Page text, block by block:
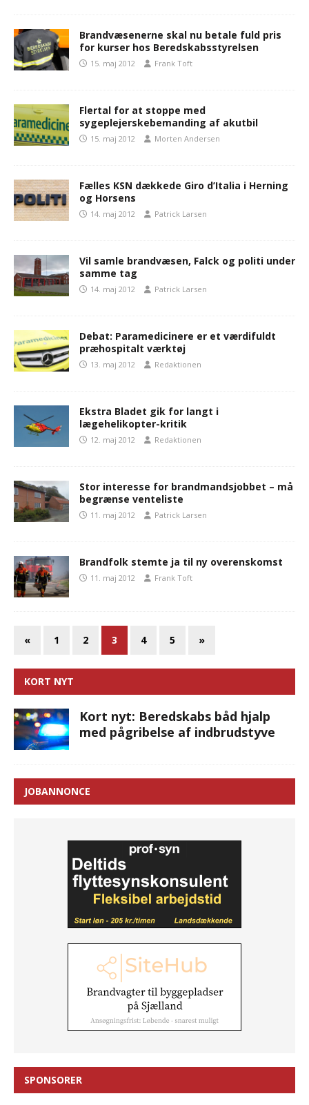
Brandvæsenerne skal nu betale fuld pris
for kurser hos Beredskabsstyrelsen
15. maj 2012 Frank Toft
Flertal for at stoppe med
sygeplejerskebemanding af akutbil
15. maj 2012 Morten Andersen
Fælles KSN dækkede Giro d’Italia i Herning
og Horsens
14. maj 2012 Patrick Larsen
Vil samle brandvæsen, Falck og politi under
samme tag
14. maj 2012 Patrick Larsen
Debat: Paramedicinere er et værdifuldt
præhospitalt værktøj
13. maj 2012 Redaktionen
Ekstra Bladet gik for langt i
lægehelikopter-kritik
12. maj 2012 Redaktionen
Stor interesse for brandmandsjobbet – må
begrænse venteliste
11. maj 2012 Patrick Larsen
Brandfolk stemte ja til ny overenskomst
11. maj 2012 Frank Toft
« 1 2 3 4 5 »
KORT NYT
Kort nyt: Beredskabs båd hjalp
med pågribelse af indbrudstyve
JOBANNONCE
SPONSORER